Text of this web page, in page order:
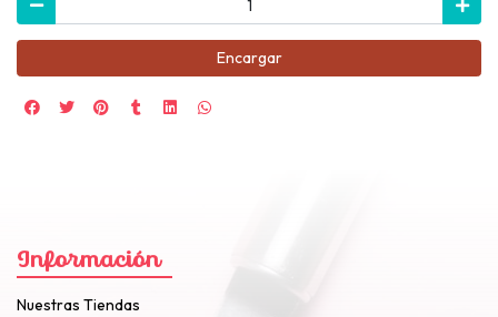
Encargar
Información
Nuestras Tiendas